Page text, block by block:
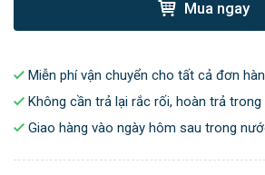
Mua ngay
Miễn phí vận chuyển cho tất cả đơn
Không cần trả lại rắc rối, hoàn trả trong
Giao hàng vào ngày hôm sau trong